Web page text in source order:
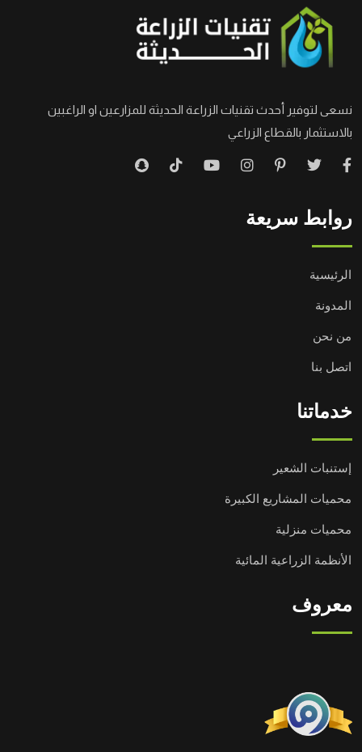
نسعى لتوفير أحدث تقنيات الزراعة الحديثة للمزارعين او الراغبين
بالاستثمار بالقطاع الزراعي
روابط سريعة
الرئيسية
المدونة
من نحن
اتصل بنا
خدماتنا
إستنبات الشعير
محميات المشاريع الكبيرة
محميات منزلية
الأنظمة الزراعية المائية
معروف